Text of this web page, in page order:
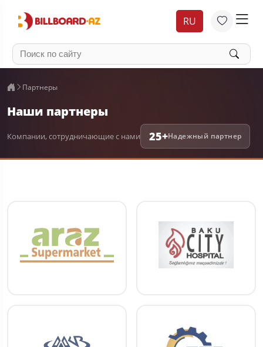
RU
Партнеры
Наши партнеры
Компании, сотрудничающие с нами 25+Надежный партнер